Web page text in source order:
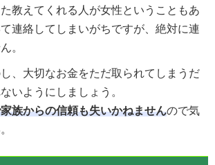
教えてくれる人が女性ということもあ
連絡してしまいがちですが、絶対に連
。
、大切なお金をただ取られてしまうだ
いようにしましょう。
族からの信頼も失いかねませんので気